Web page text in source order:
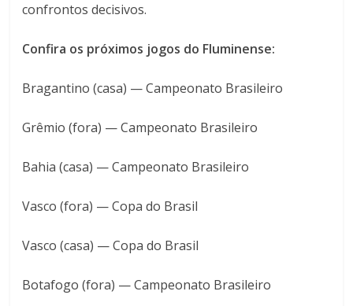
confrontos decisivos.
Confira os próximos jogos do Fluminense:
Bragantino (casa) — Campeonato Brasileiro
Grêmio (fora) — Campeonato Brasileiro
Bahia (casa) — Campeonato Brasileiro
Vasco (fora) — Copa do Brasil
Vasco (casa) — Copa do Brasil
Botafogo (fora) — Campeonato Brasileiro